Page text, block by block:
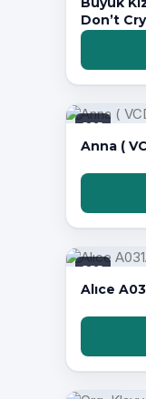
Don’t
PDF
Anna (
PDF
Alıce